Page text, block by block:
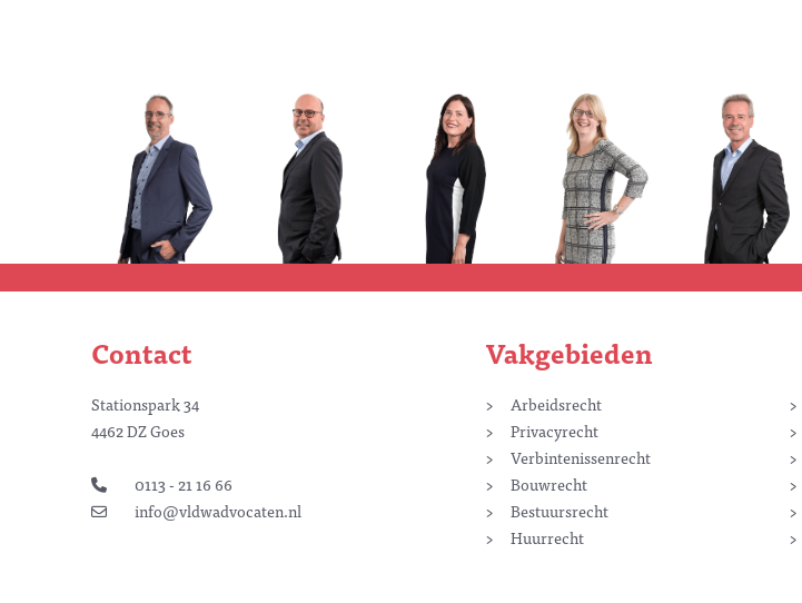
Contact
Stationspark 34
4462 DZ Goes
0113 - 21 16 66
info@vldwadvocaten.nl
Vakgebieden
Arbeidsrecht
Privacyrecht
Verbintenissenrecht
Bouwrecht
Bestuursrecht
Huurrecht